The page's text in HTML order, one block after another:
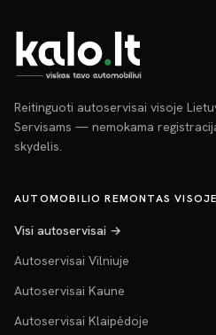
Reitinguoti autoservisai visoje
Servisams — nemokama
skydelis.
AUTOMOBILIO REMONTAS
Visi autoservisai →
Autoservisai Vilniuje
Autoservisai Kaune
Autoservisai Klaipėdoje